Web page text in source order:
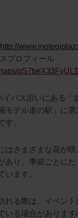
http://
プロフィール
イパス沿いにある
モデル道の駅」に
す。
はさまざまな花が咲
あり、季節ごとに
います。
れる際は、イベン
いる場合があります